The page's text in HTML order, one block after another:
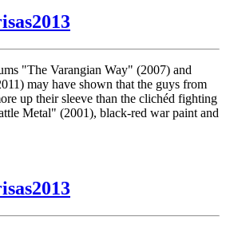
"The Varangian Way" (2007) and
may have shown that the guys from
up their sleeve than the clichéd fighting
Metal" (2001), black-red war paint and